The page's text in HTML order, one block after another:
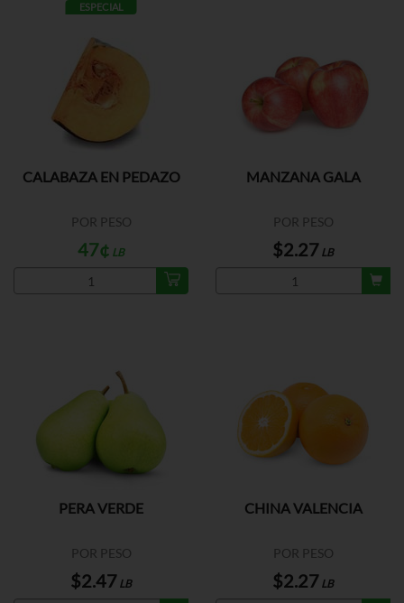
ESPECIAL
CALABAZA EN PEDAZO
POR PESO
47¢ LB
MANZANA GALA
POR PESO
$2.27 LB
PERA VERDE
POR PESO
$2.47 LB
CHINA VALENCIA
POR PESO
$2.27 LB